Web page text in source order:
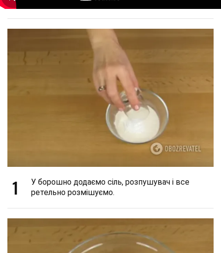
1
У борошно додаємо сіль, розпушувач і все
ретельно розмішуємо.